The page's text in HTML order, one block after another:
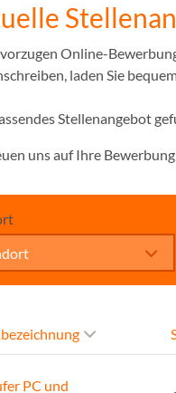
Online-
laden Sie
Stellenangebot
uns auf Ihre
PC und